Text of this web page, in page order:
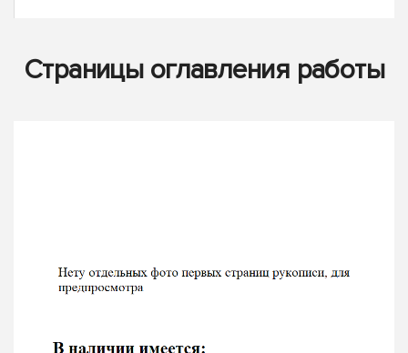
Страницы оглавления работы